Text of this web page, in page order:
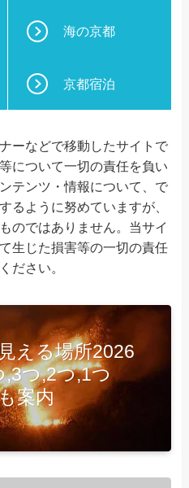
海の京都
京都宿泊
ーなどで移動したサイトで
について一切の責任を負い
テンツ・情報について、で
るように努めていますが、
のではありません。当サイ
生じた損害等の一切の責任
ださい。
える場所2026
,3つ,2つ,1つ
案内